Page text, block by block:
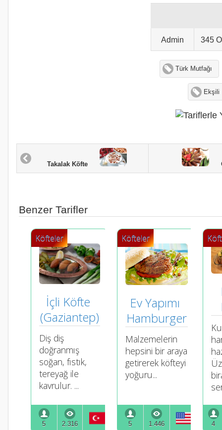
Admin 345
Türk Mutfağı
Ekşili
Takalak Köfte
Benzer Tarifler
İçli Köfte
(Gaziantep)
Diş diş
doğranmış
soğan, fıstık,
tereyağ ile
kavrulur. ...
Köfteler
5 2.316
Ev Yapımı
Hamburger
Malzemelerin
hepsini bir araya
getirerek köfteyi
yoğuru...
Köfteler
5 1.446 4